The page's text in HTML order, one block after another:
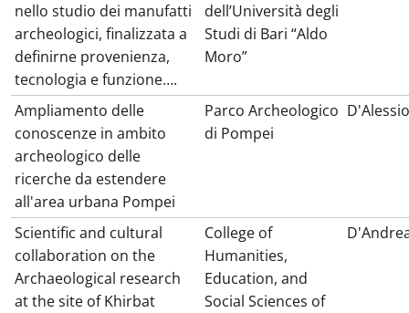
nello studio dei manufatti
archeologici, finalizzata a
definirne provenienza,
tecnologia e funzione….
dell’Università degli
Studi di Bari “Aldo
Moro”
Ampliamento delle
conoscenze in ambito
archeologico delle
ricerche da estendere
all'area urbana Pompei
Parco Archeologico
di Pompei
D'Alessio
Scientific and cultural
collaboration on the
Archaeological research
at the site of Khirbat
College of
Humanities,
Education, and
Social Sciences of